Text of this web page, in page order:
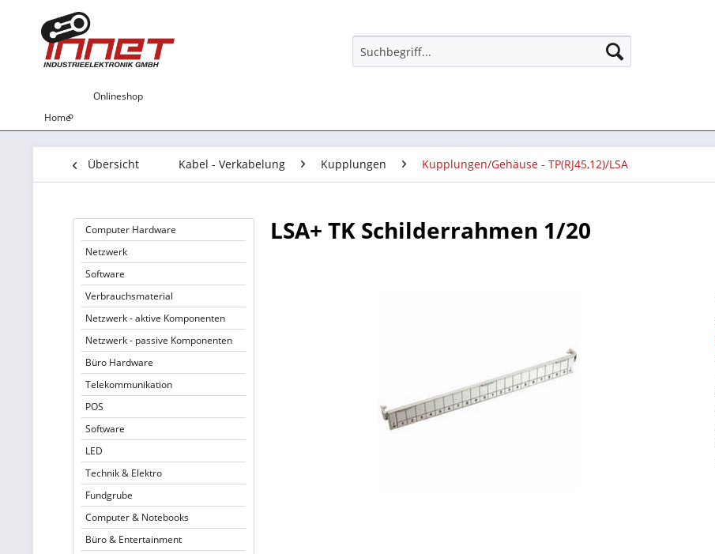
Home
Onlineshop
Übersicht Kabel - Verkabelung Kupplungen Kupplungen/Gehäuse - TP(RJ45,12)/LSA
Computer Hardware
Netzwerk
Software
Verbrauchsmaterial
Netzwerk - aktive Komponenten
Netzwerk - passive Komponenten
Büro Hardware
Telekommunikation
POS
Software
LED
Technik & Elektro
Fundgrube
Computer & Notebooks
Büro & Entertainment
LSA+ TK Schilderrahmen 1/20